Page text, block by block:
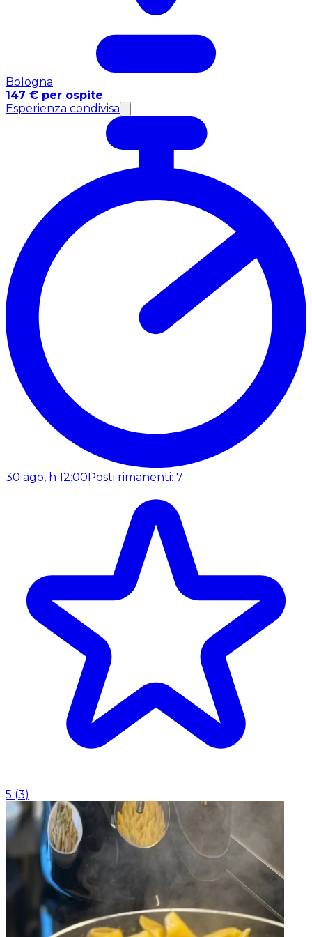
Bologna
147 € per ospite
Esperienza condivisa
30 ago, h 12:00 Posti rimanenti: 7
5 (3)